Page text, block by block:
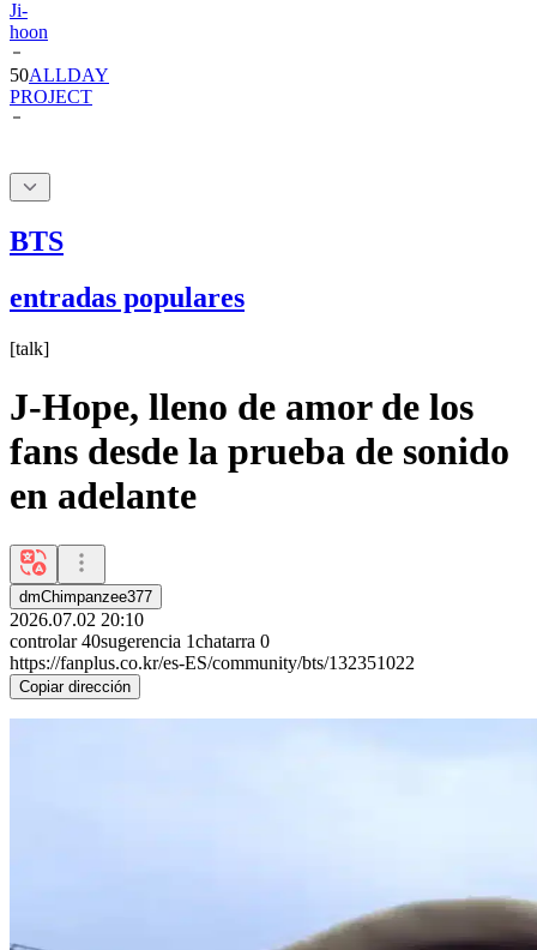
50ALLDAY
PROJECT
BTS
entradas populares
[talk]
J-Hope, lleno de amor de los
fans desde la prueba de sonido
en adelante
dmChimpanzee377
2026.07.02 20:10
controlar 40sugerencia 1chatarra 0
https://fanplus.co.kr/es-ES/community/bts/132351022
Copiar dirección